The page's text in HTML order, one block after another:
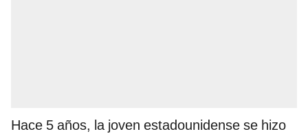
Hace 5 años, la joven estadounidense se hizo